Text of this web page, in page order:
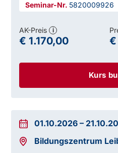
5820009926
Kurs
AK-Preis i
€ 1.170,00 €
01.10.2026 –
Bildungszentrum